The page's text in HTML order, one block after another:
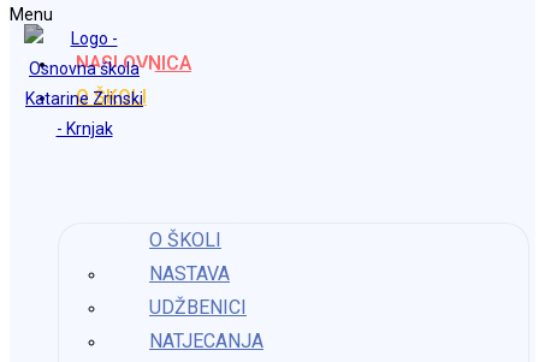
Preskoči na sadržaj
Osnovna škola Katarine Zrinski Krnjak
Menu
NASLOVNICA
O ŠKOLI
O ŠKOLI
NASTAVA
UDŽBENICI
NATJECANJA
Izvod iz zapisnika s 21. sjednice ŠO
Objava objavljena:26. lipnja 2026.
Kategorija objave:
Izvod iz zapisnika s 21. sjednice ŠO